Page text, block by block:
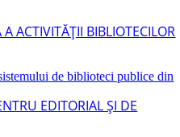
ACTIVITĂŢII BIBLIOTECILOR
de biblioteci publice din
EDITORIAL ŞI DE